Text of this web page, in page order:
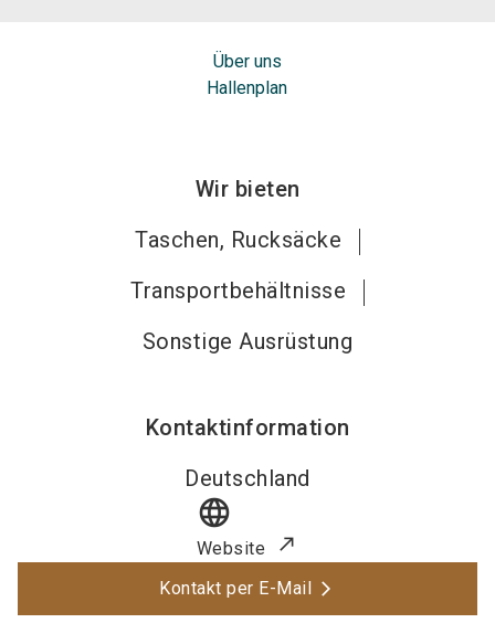
Über uns
Hallenplan
Wir bieten
Taschen, Rucksäcke
Transportbehältnisse
Sonstige Ausrüstung
Kontaktinformation
Deutschland
language
Website
Kontakt per E-Mail